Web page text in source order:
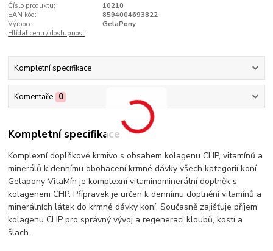
Číslo produktu:
10210
EAN kód:
8594004693822
Výrobce:
GelaPony
Hlídat cenu / dostupnost
Kompletní specifikace
Komentáře 0
Kompletní specifikace
Komplexní doplňkové krmivo s obsahem kolagenu CHP, vitamínů a
minerálů k dennímu obohacení krmné dávky všech kategorií koní
Gelapony VitaMín je komplexní vitaminominerální doplněk s
kolagenem CHP. Přípravek je určen k dennímu doplnění vitamínů a
minerálních látek do krmné dávky koní. Současně zajišťuje příjem
kolagenu CHP pro správný vývoj a regeneraci kloubů, kostí a
šlach.